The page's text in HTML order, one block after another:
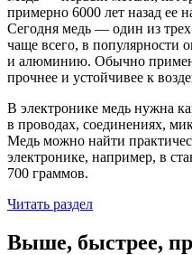
примерно 6000 лет назад ее
Сегодня медь — один из
чаще всего, в популярности
и алюминию. Обычно
прочнее и устойчивее к
В электронике медь нужна
в проводах, соединениях,
Медь можно найти
электронике, например, в
700 граммов.
Читать раздел
Выше, быстрее,